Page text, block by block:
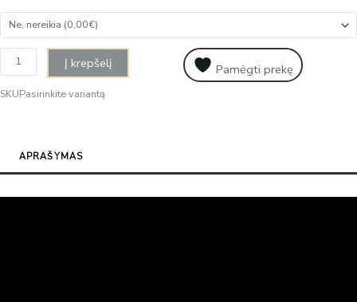
Į krepšelį Pamėgti prekę
SKUPasirinkite variantą
APRAŠYMAS